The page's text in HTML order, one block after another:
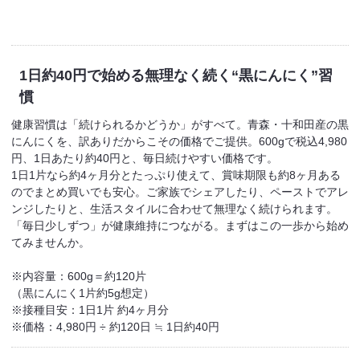
1日約40円で始める無理なく続く“黒にんにく”習
慣
健康習慣は「続けられるかどうか」がすべて。青森・十和田産の黒
にんにくを、訳ありだからこその価格でご提供。600gで税込4,980
円、1日あたり約40円と、毎日続けやすい価格です。
1日1片なら約4ヶ月分とたっぷり使えて、賞味期限も約8ヶ月ある
のでまとめ買いでも安心。ご家族でシェアしたり、ペーストでアレ
ンジしたりと、生活スタイルに合わせて無理なく続けられます。
「毎日少しずつ」が健康維持につながる。まずはこの一歩から始め
てみませんか。
※内容量：600g＝約120片
（黒にんにく1片約5g想定）
※接種目安：1日1片 約4ヶ月分
※価格：4,980円 ÷ 約120日 ≒ 1日約40円